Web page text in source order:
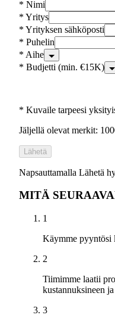
* Nimi
* Yritys
* Yrityksen sähköposti
* Puhelin
* Aihe
* Budjetti (min. €15K)
* Kuvaile tarpeesi
Jäljellä olevat merkit:
Lähetä
Napsauttamalla Lähetä
MITÄ
1
Käymme pyyntösi
2
Tiimimme laatii
kustannuksineen
3